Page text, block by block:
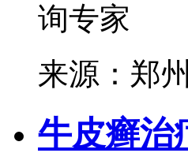
询专家
来源：郑
牛皮癣治